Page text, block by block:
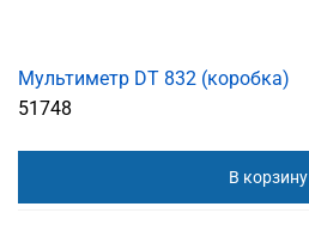
Мультиметр DT 832 (коробка)
51748
В корзину